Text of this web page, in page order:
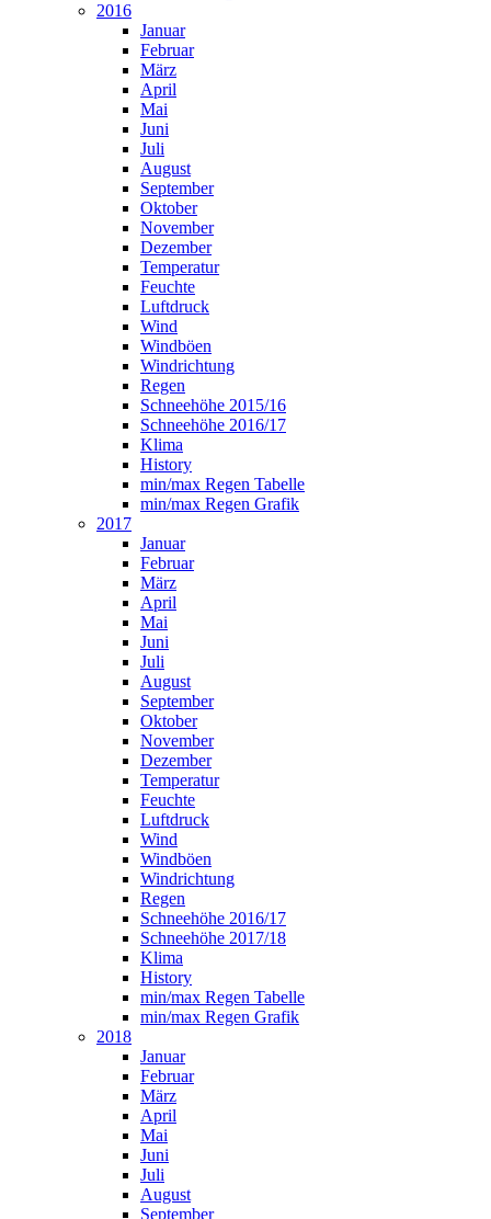
2016
Januar
Februar
März
April
Mai
Juni
Juli
August
September
Oktober
November
Dezember
Temperatur
Feuchte
Luftdruck
Wind
Windböen
Windrichtung
Regen
Schneehöhe 2015/16
Schneehöhe 2016/17
Klima
History
min/max Regen Tabelle
min/max Regen Grafik
2017
Januar
Februar
März
April
Mai
Juni
Juli
August
September
Oktober
November
Dezember
Temperatur
Feuchte
Luftdruck
Wind
Windböen
Windrichtung
Regen
Schneehöhe 2016/17
Schneehöhe 2017/18
Klima
History
min/max Regen Tabelle
min/max Regen Grafik
2018
Januar
Februar
März
April
Mai
Juni
Juli
August
September